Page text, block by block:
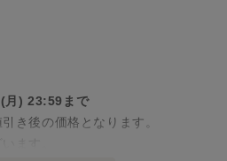
月) 23:59まで
き後の価格となります。